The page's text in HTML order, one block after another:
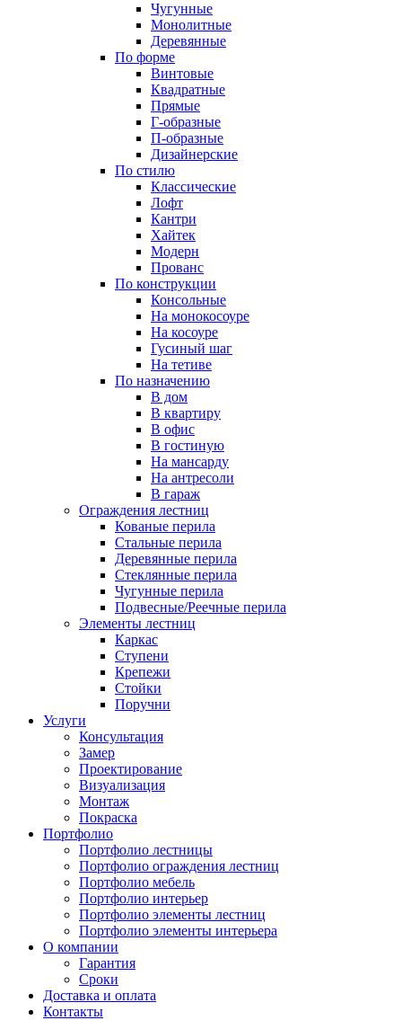
Чугунные
Монолитные
Деревянные
По форме
Винтовые
Квадратные
Прямые
Г-образные
П-образные
Дизайнерские
По стилю
Классические
Лофт
Кантри
Хайтек
Модерн
Прованс
По конструкции
Консольные
На монокосоуре
На косоуре
Гусиный шаг
На тетиве
По назначению
В дом
В квартиру
В офис
В гостиную
На мансарду
На антресоли
В гараж
Ограждения лестниц
Кованые перила
Стальные перила
Деревянные перила
Стеклянные перила
Чугунные перила
Подвесные/Реечные перила
Элементы лестниц
Каркас
Ступени
Крепежи
Стойки
Поручни
Услуги
Консультация
Замер
Проектирование
Визуализация
Монтаж
Покраска
Портфолио
Портфолио лестницы
Портфолио ограждения лестниц
Портфолио мебель
Портфолио интерьер
Портфолио элементы лестниц
Портфолио элементы интерьера
О компании
Гарантия
Сроки
Доставка и оплата
Контакты